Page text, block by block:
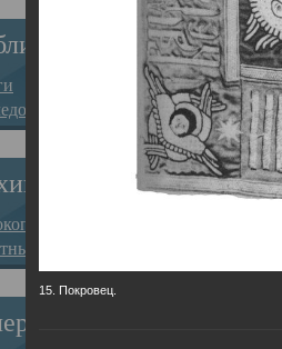
дел
ходы
15. Покровец.